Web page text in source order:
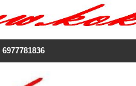
6977781836